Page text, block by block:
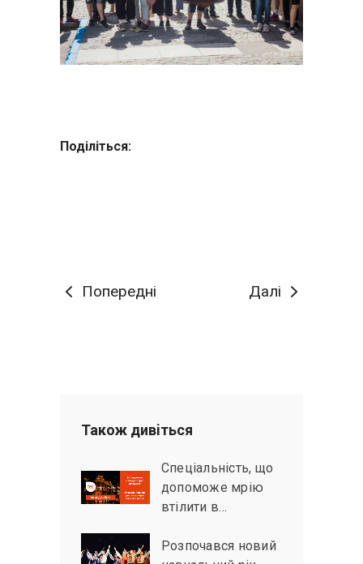
Поділіться:
Попередні Далі
Також дивiться
Спеціальність, що
допоможе мрію
втілити в…
Розпочався новий